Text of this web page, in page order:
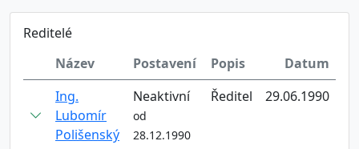
Reditelé
Název
Postavení Popis
Datum
Ing.
Lubomír
Polišenský
Neaktivní
od
28.12.1990
Ředitel 29.06.1990